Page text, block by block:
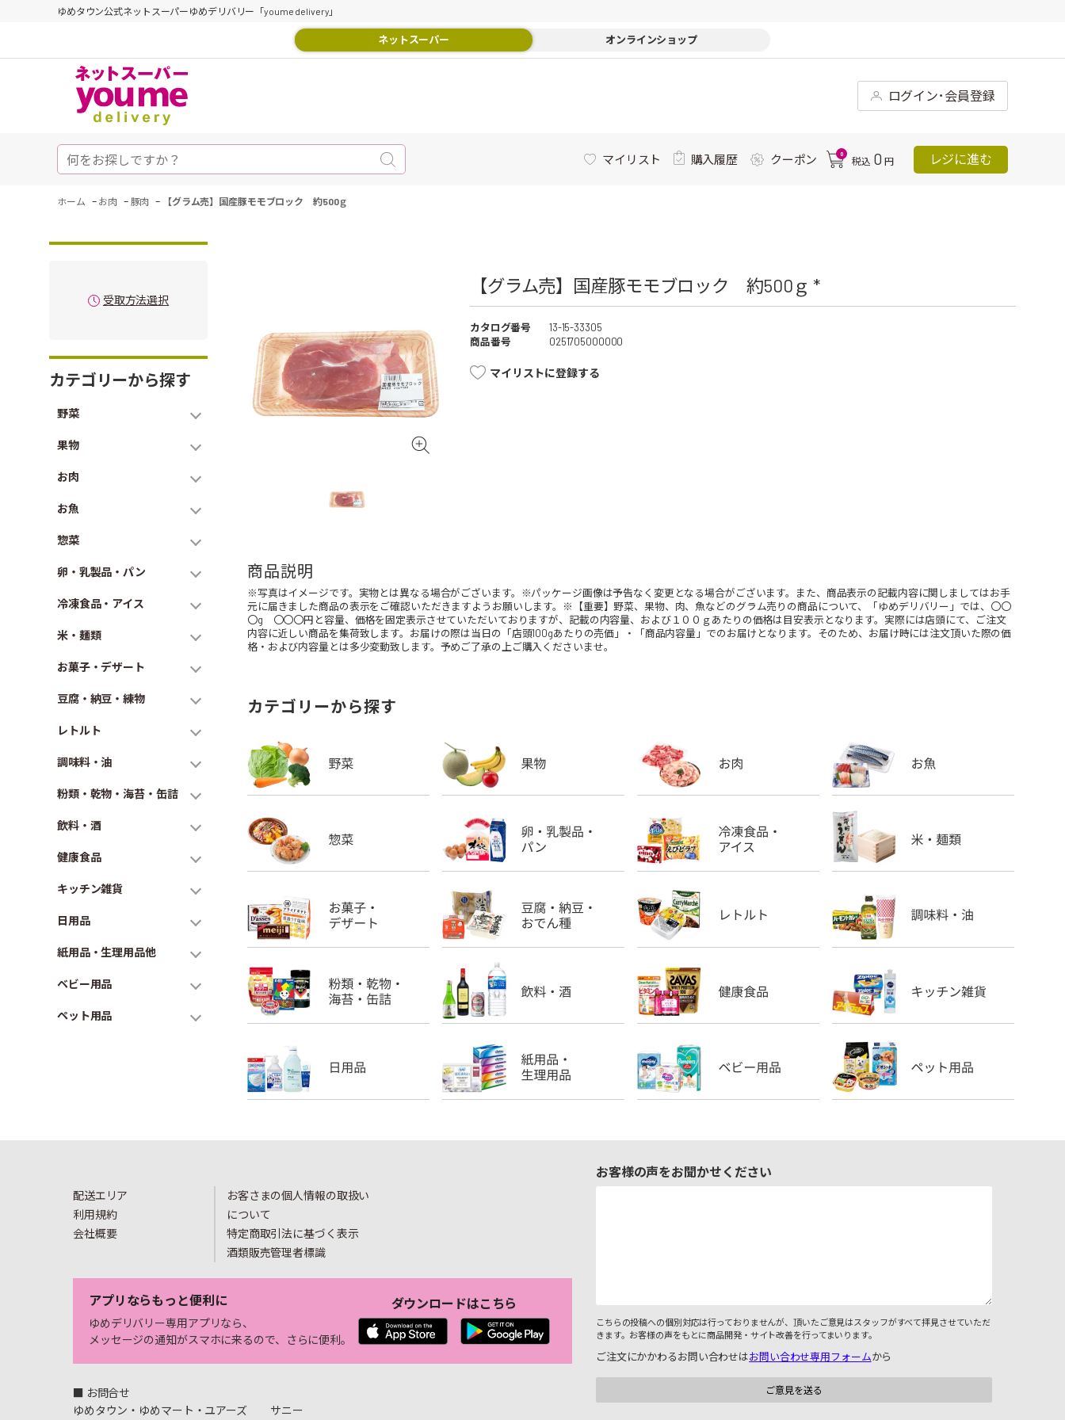
ゆめタウン公式ネットスーパーゆめデリバリー「youme delivery」
ネットスーパー オンラインショップ
ログイン･会員登録
マイリスト 購入履歴 クーポン 0
税込 0 円 レジに進む
ホーム - お肉 - 豚肉 - 【グラム売】国産豚モモブロック 約500ｇ
受取方法選択
カテゴリーから探す
野菜
果物
お肉
お魚
惣菜
卵・乳製品・パン
冷凍食品・アイス
米・麺類
お菓子・デザート
豆腐・納豆・練物
レトルト
調味料・油
粉類・乾物・海苔・缶詰
飲料・酒
健康食品
キッチン雑貨
日用品
紙用品・生理用品他
ベビー用品
ペット用品
【グラム売】国産豚モモブロック 約500ｇ *
カタログ番号
13-15-33305
商品番号
0251705000000
マイリストに登録する
商品説明
※写真はイメージです。実物とは異なる場合がございます。※パッケージ画像は予告なく変更となる場合がございます。また、商品表示の記載内容に関しましてはお手
元に届きました商品の表示をご確認いただきますようお願いします。※【重要】野菜、果物、肉、魚などのグラム売りの商品について、「ゆめデリバリー」では、〇〇
〇g 〇〇〇円と容量、価格を固定表示させていただいておりますが、記載の内容量、および１００ｇあたりの価格は目安表示となります。実際には店頭にて、ご注文
内容に近しい商品を集荷致します。お届けの際は当日の「店頭100gあたりの売価」・「商品内容量」でのお届けとなります。そのため、お届け時には注文頂いた際の価
格・および内容量とは多少変動致します。予めご了承の上ご購入くださいませ。
カテゴリーから探す
配送エリア
利用規約
会社概要
お客さまの個人情報の取扱い
について
特定商取引法に基づく表示
酒類販売管理者標識
アプリならもっと便利に
ゆめデリバリー専用アプリなら、
メッセージの通知がスマホに来るので、さらに便利。
ダウンロードはこちら
■ お問合せ
ゆめタウン・ゆめマート・ユアーズ
サニー
お客様の声をお聞かせください
こちらの投稿への個別対応は行っておりませんが、頂いたご意見はスタッフがすべて拝見させていただ
きます。お客様の声をもとに商品開発・サイト改善を行ってまいります。
ご注文にかかわるお問い合わせはお問い合わせ専用フォームから